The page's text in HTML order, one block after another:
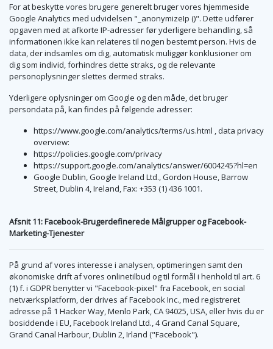
For at beskytte vores brugere generelt bruger vores hjemmeside
Google Analytics med udvidelsen "_anonymizeIp ()". Dette udfører
opgaven med at afkorte IP-adresser før yderligere behandling, så
informationen ikke kan relateres til nogen bestemt person. Hvis de
data, der indsamles om dig, automatisk muliggør konklusioner om
dig som individ, forhindres dette straks, og de relevante
personoplysninger slettes dermed straks.
Yderligere oplysninger om Google og den måde, det bruger
persondata på, kan findes på følgende adresser:
https://www.google.com/analytics/terms/us.html , data privacy
overview:
https://policies.google.com/privacy
https://support.google.com/analytics/answer/6004245?hl=en
Google Dublin, Google Ireland Ltd., Gordon House, Barrow
Street, Dublin 4, Ireland, Fax: +353 (1) 436 1001.
Afsnit 11: Facebook-Brugerdefinerede Målgrupper og Facebook-
Marketing-Tjenester
På grund af vores interesse i analysen, optimeringen samt den
økonomiske drift af vores onlinetilbud og til formål i henhold til art. 6
(1) f. i GDPR benytter vi "Facebook-pixel" fra Facebook, en social
netværksplatform, der drives af Facebook Inc., med registreret
adresse på 1 Hacker Way, Menlo Park, CA 94025, USA, eller hvis du er
bosiddende i EU, Facebook Ireland Ltd., 4 Grand Canal Square,
Grand Canal Harbour, Dublin 2, Irland ("Facebook").